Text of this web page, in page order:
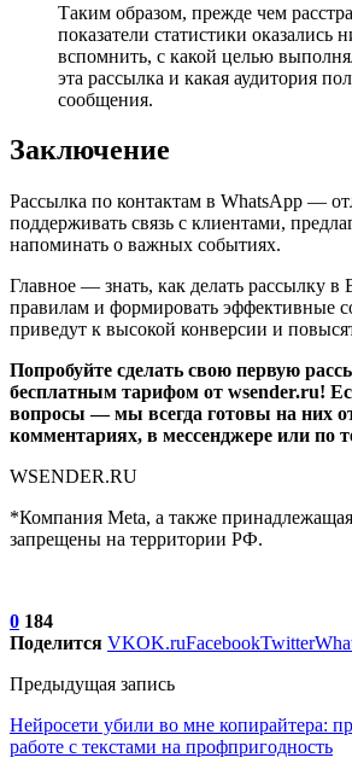
Таким образом, прежде чем
показатели статистики оказались
вспомнить, с какой целью
эта рассылка и какая аудитория
сообщения.
Заключение
Рассылка по контактам в WhatsApp —
поддерживать связь с клиентами,
напоминать о важных событиях.
Главное — знать, как делать рассылку в
правилам и формировать эффективные
приведут к высокой конверсии и
Попробуйте сделать свою первую
бесплатным тарифом от wsender.ru!
вопросы — мы всегда готовы на них
комментариях, в мессенджере или по
WSENDER.RU
*Компания Meta, а также
запрещены на территории РФ.
0 184
Поделится VKOK.ruFacebookTwitter
Предыдущая запись
Нейросети убили во мне копирайтера:
работе с текстами на профпригодность